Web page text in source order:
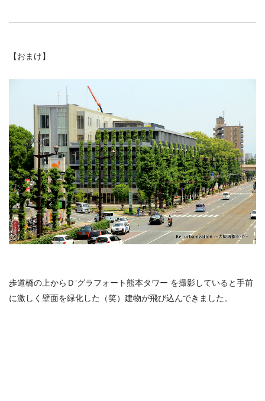
【おまけ】
歩道橋の上からＤ’グラフォート熊本タワー を撮影していると手前
に激しく壁面を緑化した（笑）建物が飛び込んできました。